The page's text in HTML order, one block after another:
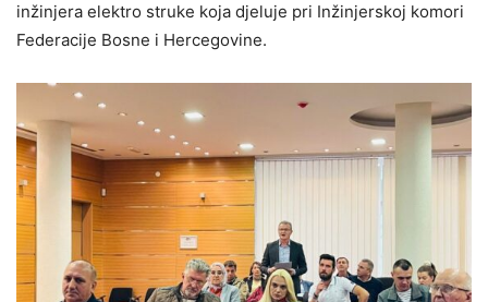
inžinjera elektro struke koja djeluje pri Inžinjerskoj komori
Federacije Bosne i Hercegovine.